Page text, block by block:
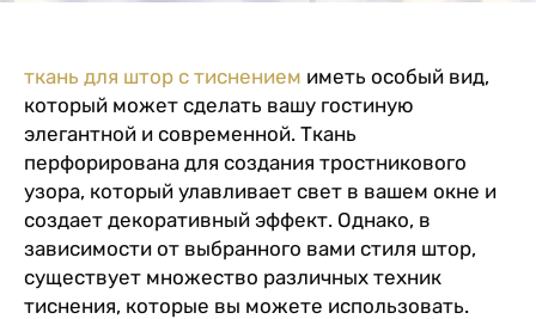
ткань для штор с тиснением иметь особый вид,
который может сделать вашу гостиную
элегантной и современной. Ткань
перфорирована для создания тростникового
узора, который улавливает свет в вашем окне и
создает декоративный эффект. Однако, в
зависимости от выбранного вами стиля штор,
существует множество различных техник
тиснения, которые вы можете использовать.